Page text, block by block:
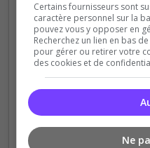
3
4
Certains fournisseurs sont
caractère personnel sur la
pouvez vous y opposer en
Recherchez un lien en bas
pour gérer ou retirer votre
des cookies et de
Ne